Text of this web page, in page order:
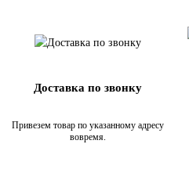
Доставка по звонку
Привезем товар по указанному адресу
вовремя.